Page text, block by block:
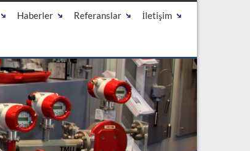
Haberler Referanslar İletişim